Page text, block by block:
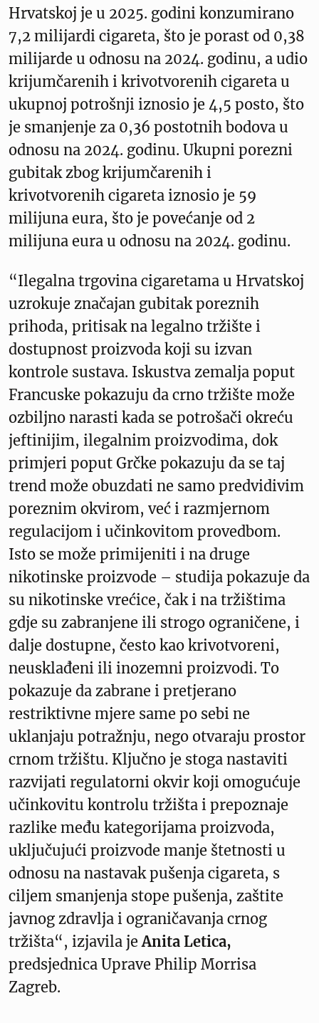
Hrvatskoj je u 2025. godini konzumirano
7,2 milijardi cigareta, što je porast od 0,38
milijarde u odnosu na 2024. godinu, a udio
krijumčarenih i krivotvorenih cigareta u
ukupnoj potrošnji iznosio je 4,5 posto, što
je smanjenje za 0,36 postotnih bodova u
odnosu na 2024. godinu. Ukupni porezni
gubitak zbog krijumčarenih i
krivotvorenih cigareta iznosio je 59
milijuna eura, što je povećanje od 2
milijuna eura u odnosu na 2024. godinu.
“Ilegalna trgovina cigaretama u Hrvatskoj
uzrokuje značajan gubitak poreznih
prihoda, pritisak na legalno tržište i
dostupnost proizvoda koji su izvan
kontrole sustava. Iskustva zemalja poput
Francuske pokazuju da crno tržište može
ozbiljno narasti kada se potrošači okreću
jeftinijim, ilegalnim proizvodima, dok
primjeri poput Grčke pokazuju da se taj
trend može obuzdati ne samo predvidivim
poreznim okvirom, već i razmjernom
regulacijom i učinkovitom provedbom.
Isto se može primijeniti i na druge
nikotinske proizvode – studija pokazuje da
su nikotinske vrećice, čak i na tržištima
gdje su zabranjene ili strogo ograničene, i
dalje dostupne, često kao krivotvoreni,
neusklađeni ili inozemni proizvodi. To
pokazuje da zabrane i pretjerano
restriktivne mjere same po sebi ne
uklanjaju potražnju, nego otvaraju prostor
crnom tržištu. Ključno je stoga nastaviti
razvijati regulatorni okvir koji omogućuje
učinkovitu kontrolu tržišta i prepoznaje
razlike među kategorijama proizvoda,
uključujući proizvode manje štetnosti u
odnosu na nastavak pušenja cigareta, s
ciljem smanjenja stope pušenja, zaštite
javnog zdravlja i ograničavanja crnog
tržišta“, izjavila jeAnita Letica,
predsjednica Uprave Philip Morrisa
Zagreb.